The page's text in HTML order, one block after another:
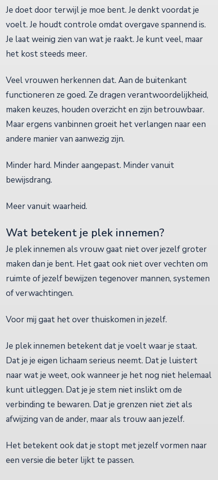
Je doet door terwijl je moe bent. Je denkt voordat je
voelt. Je houdt controle omdat overgave spannend is.
Je laat weinig zien van wat je raakt. Je kunt veel, maar
het kost steeds meer.
Veel vrouwen herkennen dat. Aan de buitenkant
functioneren ze goed. Ze dragen verantwoordelijkheid,
maken keuzes, houden overzicht en zijn betrouwbaar.
Maar ergens vanbinnen groeit het verlangen naar een
andere manier van aanwezig zijn.
Minder hard. Minder aangepast. Minder vanuit
bewijsdrang.
Meer vanuit waarheid.
Wat betekent je plek innemen?
Je plek innemen als vrouw gaat niet over jezelf groter
maken dan je bent. Het gaat ook niet over vechten om
ruimte of jezelf bewijzen tegenover mannen, systemen
of verwachtingen.
Voor mij gaat het over thuiskomen in jezelf.
Je plek innemen betekent dat je voelt waar je staat.
Dat je je eigen lichaam serieus neemt. Dat je luistert
naar wat je weet, ook wanneer je het nog niet helemaal
kunt uitleggen. Dat je je stem niet inslikt om de
verbinding te bewaren. Dat je grenzen niet ziet als
afwijzing van de ander, maar als trouw aan jezelf.
Het betekent ook dat je stopt met jezelf vormen naar
een versie die beter lijkt te passen.